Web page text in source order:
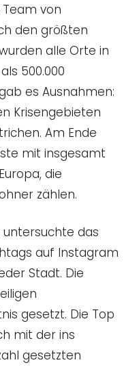
von
den größten
alle Orte in
500.000
es Ausnahmen:
Krisengebieten
Am Ende
mit insgesamt
die
zählen.
das
auf Instagram
Stadt. Die
gesetzt. Die Top
mit der ins
gesetzten